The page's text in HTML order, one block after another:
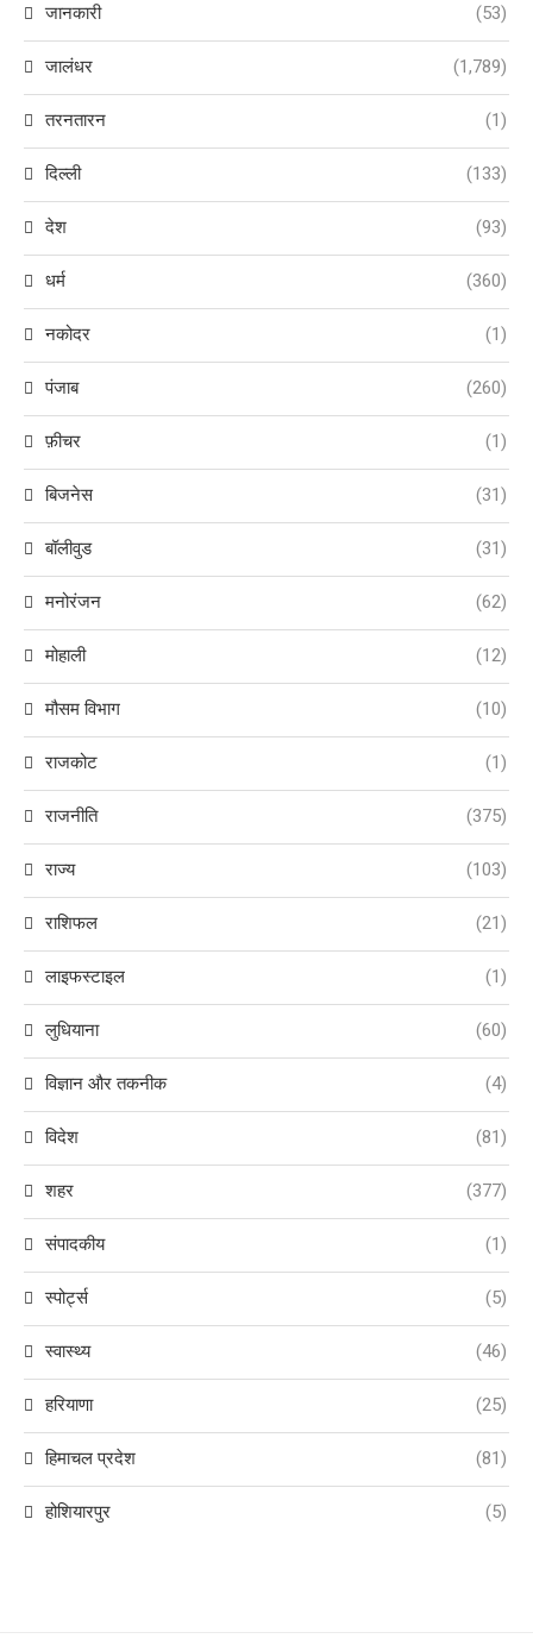
जानकारी (53)
जालंधर (1,789)
तरनतारन (1)
दिल्ली (133)
देश (93)
धर्म (360)
नकोदर (1)
पंजाब (260)
फ़ीचर (1)
बिजनेस (31)
बॉलीवुड (31)
मनोरंजन (62)
मोहाली (12)
मौसम विभाग (10)
राजकोट (1)
राजनीति (375)
राज्य (103)
राशिफल (21)
लाइफस्टाइल (1)
लुधियाना (60)
विज्ञान और तकनीक (4)
विदेश (81)
शहर (377)
संपादकीय (1)
स्पोर्ट्स (5)
स्वास्थ्य (46)
हरियाणा (25)
हिमाचल प्रदेश (81)
होशियारपुर (5)